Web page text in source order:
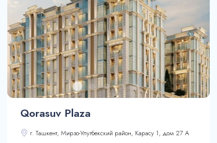
Qorasuv Plaza
г. Ташкент, Мирзо-Улугбекский район, Карасу 1, дом 27 А